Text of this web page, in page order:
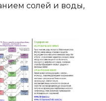
солей и воды,